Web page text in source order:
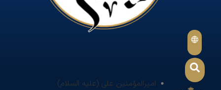
امیرالمؤمنین علی (علیه السلام)